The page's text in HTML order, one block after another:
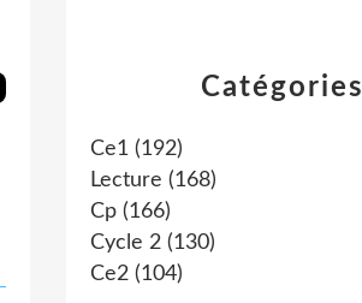
Catégories
Ce1 (192)
Lecture (168)
Cp (166)
Cycle 2 (130)
Ce2 (104)